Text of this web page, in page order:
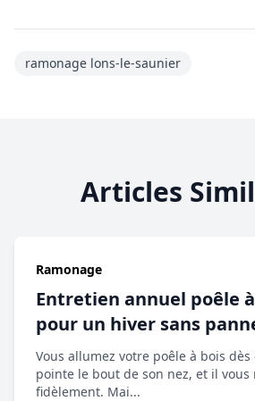
ramonage lons-le-saunier
Articles
Ramonage
Entretien annuel poêle
pour un hiver sans
Vous allumez votre poêle à bois dès
pointe le bout de son nez, et il vous
fidèlement. Mai...